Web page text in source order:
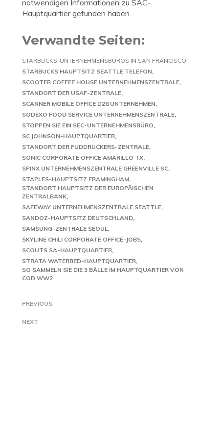
notwendigen Informationen zu SAC-
Hauptquartier gefunden haben.
Verwandte Seiten:
STARBUCKS-UNTERNEHMENSBÜROS IN SAN FRANCISCO
STARBUCKS HAUPTSITZ SEATTLE TELEFON
SCOOTER COFFEE HOUSE UNTERNEHMENSZENTRALE
STANDORT DER USAF-ZENTRALE
SCANNER MOBILE OFFICE D28 UNTERNEHMEN
SODEXO FOOD SERVICE UNTERNEHMENSZENTRALE
STOPPEN SIE EIN SEC-UNTERNEHMENSBÜRO
SC JOHNSON-HAUPTQUARTIER
STANDORT DER FUDDRUCKERS-ZENTRALE
SONIC CORPORATE OFFICE AMARILLO TX
SPINX UNTERNEHMENSZENTRALE GREENVILLE SC
STAPLES-HAUPTSITZ FRAMINGHAM
STANDORT HAUPTSITZ DER EUROPÄISCHEN
ZENTRALBANK
SAFEWAY UNTERNEHMENSZENTRALE SEATTLE
SANDOZ-HAUPTSITZ DEUTSCHLAND
SAMSUNG-ZENTRALE SEOUL
SKYLINE CHILI CORPORATE OFFICE-JOBS
SCOUTS SA-HAUPTQUARTIER
STRATA WATERBED-HAUPTQUARTIER
SO SAMMELN SIE DIE 3 BÄLLE IM HAUPTQUARTIER VON
COD WW2
PREVIOUS
NEXT